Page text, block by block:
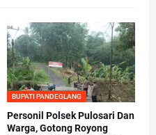
BUPATI PANDEGLANG
Personil Polsek Pulosari Dan
Warga, Gotong Royong